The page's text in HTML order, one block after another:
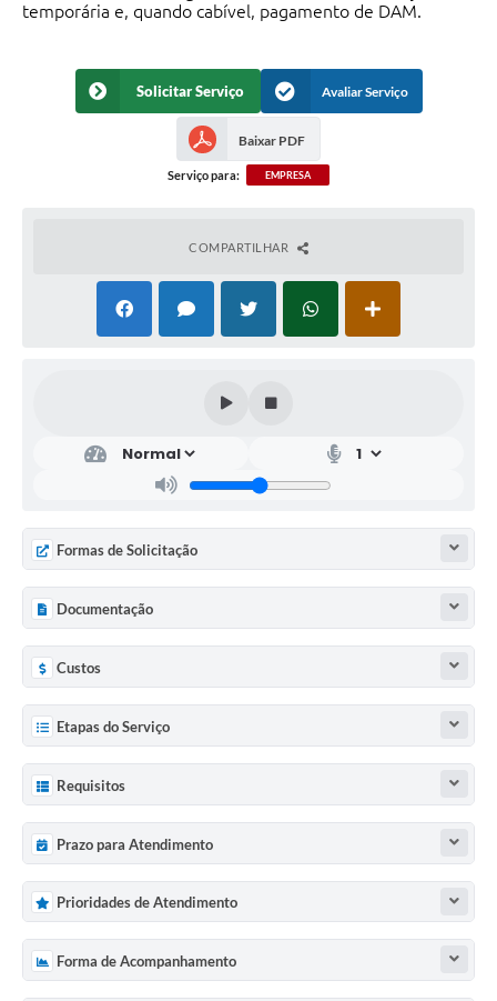
temporária e, quando cabível, pagamento de DAM.
Solicitar Serviço Avaliar Serviço
Baixar PDF
Serviço para: EMPRESA
COMPARTILHAR
Formas de Solicitação
Documentação
Custos
Etapas do Serviço
Requisitos
Prazo para Atendimento
Prioridades de Atendimento
Forma de Acompanhamento